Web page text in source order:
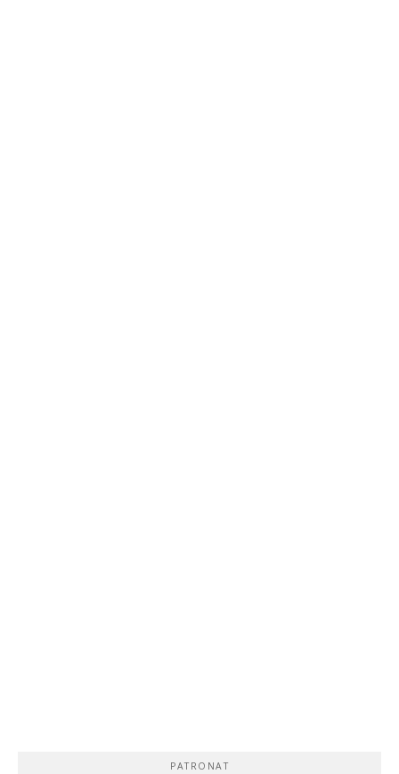
PATRONAT